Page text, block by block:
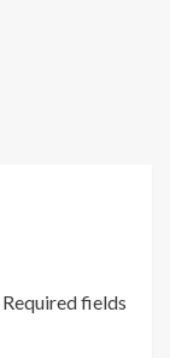
Required fields